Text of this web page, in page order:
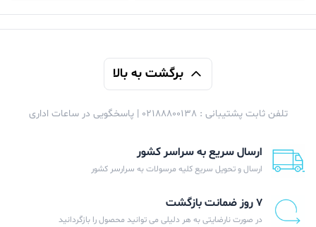
برگشت به بالا
تلفن ثابت پشتیبانی : 02188800138 | پاسخگویی در ساعات اداری
ارسال سریع به سراسر کشور
ارسال و تحویل سریع کلیه مرسولات به سرارسر کشور
۷ روز ضمانت بازگشت
در صورت نارضایتی به هر دلیلی می توانید محصول را بازگردانید